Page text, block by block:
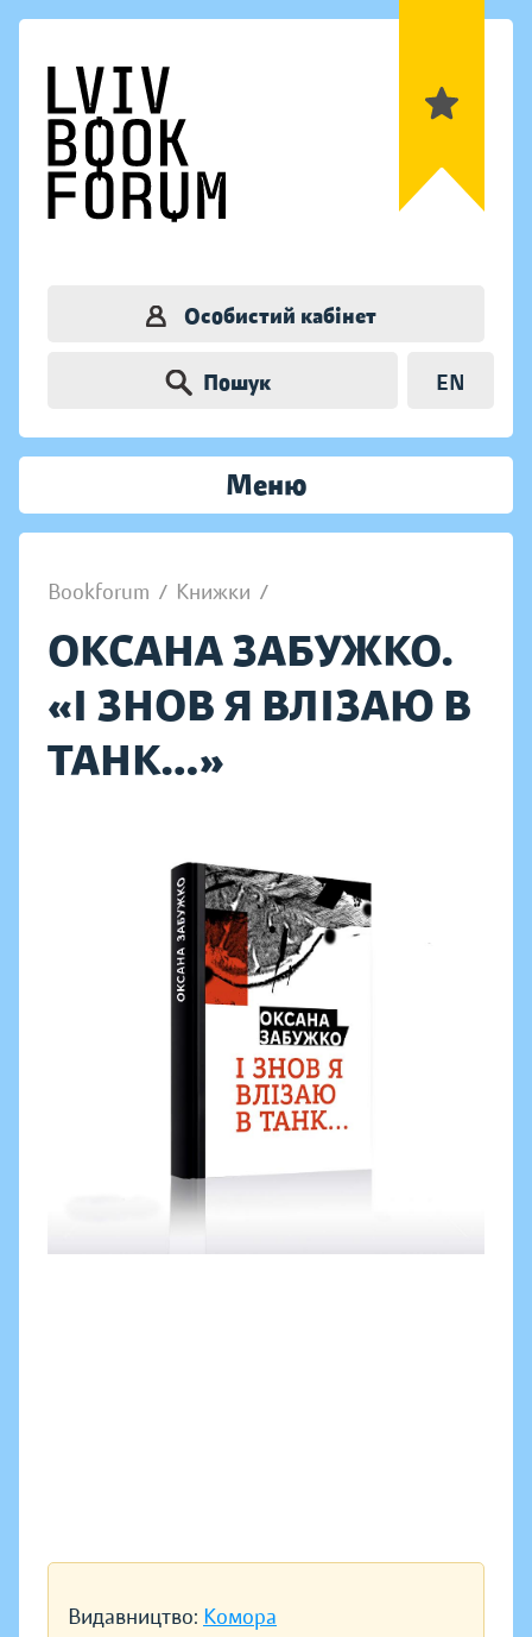
Особистий кабінет
Пошук EN
Меню
Bookforum / Книжки /
ОКСАНА ЗАБУЖКО.
«І ЗНОВ Я ВЛІЗАЮ В
ТАНК…»
Видавництво: Комора